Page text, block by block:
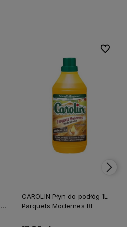
CAROLIN Płyn do podłóg 1L
Parquets Modernes BE
Do
Do